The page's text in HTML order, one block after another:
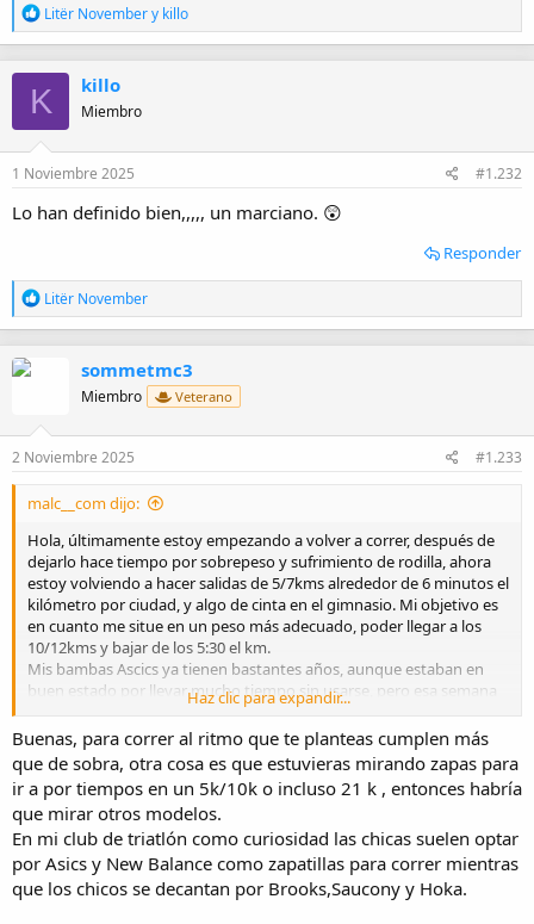
R
e
a
c
c
i
o
n
s
Litër Novembery killo
K killo
Miembro
1 Noviembre 2025 #1.232
Lo han definido bien,,,,, un marciano. 😲
Responder
R
e
a
n
s
Litër November
sommetmc3
Miembro Veterano
2 Noviembre 2025 #1.233
malc__com dijo:
Hola, últimamente estoy empezando a volver a correr, después de
dejarlo hace tiempo por sobrepeso y sufrimiento de rodilla, ahora
estoy volviendo a hacer salidas de 5/7kms alrededor de 6 minutos el
kilómetro por ciudad, y algo de cinta en el gimnasio. Mi objetivo es
en cuanto me situe en un peso más adecuado, poder llegar a los
10/12kms y bajar de los 5:30 el km.
Mis bambas Ascics ya tienen bastantes años, aunque estaban en
buen estado por llevar mucho tiempo sin usarse, pero esa semana
se me despegó la suela. La he reparado, pero ya me he pedido unas
nuevas. Como no entiendo mucho, he estado leyendo, y al final, por
calidad precio, y porqué siempre he corrido con Ascics, me he
acabado comprando unas Ascics Gel-Pulse 15 ¿que os parecen?
Haz clic para expandir...
Buenas, para correr al ritmo que te planteas cumplen más
que de sobra, otra cosa es que estuvieras mirando zapas para
ir a por tiempos en un 5k/10k o incluso 21 k , entonces habría
que mirar otros modelos.
En mi club de triatlón como curiosidad las chicas suelen optar
por Asics y New Balance como zapatillas para correr mientras
que los chicos se decantan por Brooks,Saucony y Hoka.